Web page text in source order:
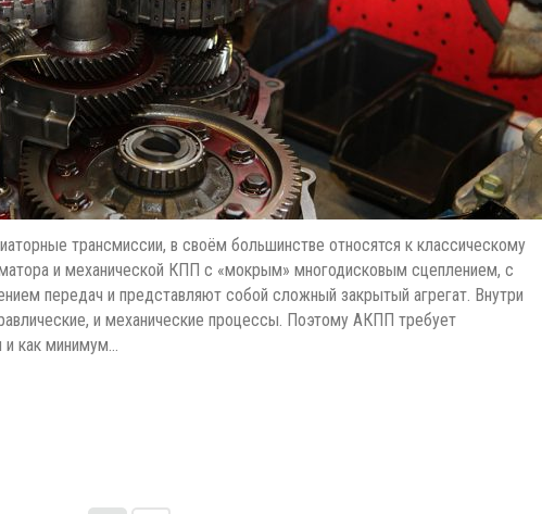
трансмиссии, в своём большинстве относятся к классическому
и механической КПП с «мокрым» многодисковым сцеплением, с
передач и представляют собой сложный закрытый агрегат. Внутри
и механические процессы. Поэтому АКПП требует
как минимум…